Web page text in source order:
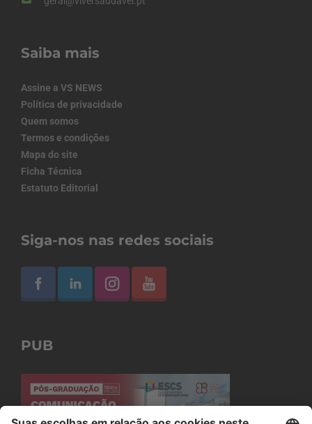
Saiba mais
Assine a VS NEWS
Política de privacidade
Quem somos
Termos e condições
Mapa do site
Ficha Técnica
Estatuto Editorial
Siga-nos nas redes sociais
PUB